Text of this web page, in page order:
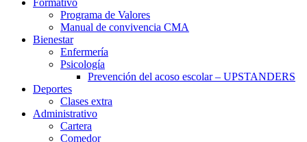
Formativo
Programa de Valores
Manual de convivencia CMA
Bienestar
Enfermería
Psicología
Prevención del acoso escolar – UPSTANDERS
Deportes
Clases extra
Administrativo
Cartera
Comedor